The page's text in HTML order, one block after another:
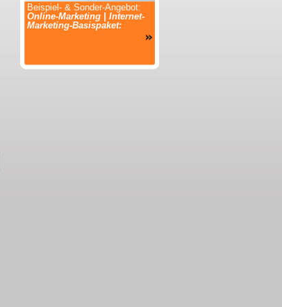
Beispiel- & Sonder-Angebot:
Online-Marketing | Internet-
Marketing-Basispaket: